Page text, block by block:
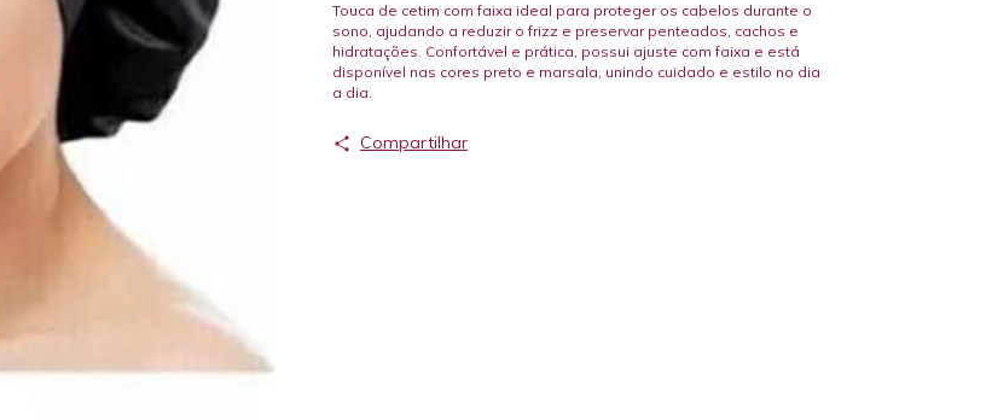
Touca de cetim com faixa ideal para proteger os cabelos durante o
sono, ajudando a reduzir o frizz e preservar penteados, cachos e
hidratações. Confortável e prática, possui ajuste com faixa e está
disponível nas cores preto e marsala, unindo cuidado e estilo no dia
a dia.
Compartilhar